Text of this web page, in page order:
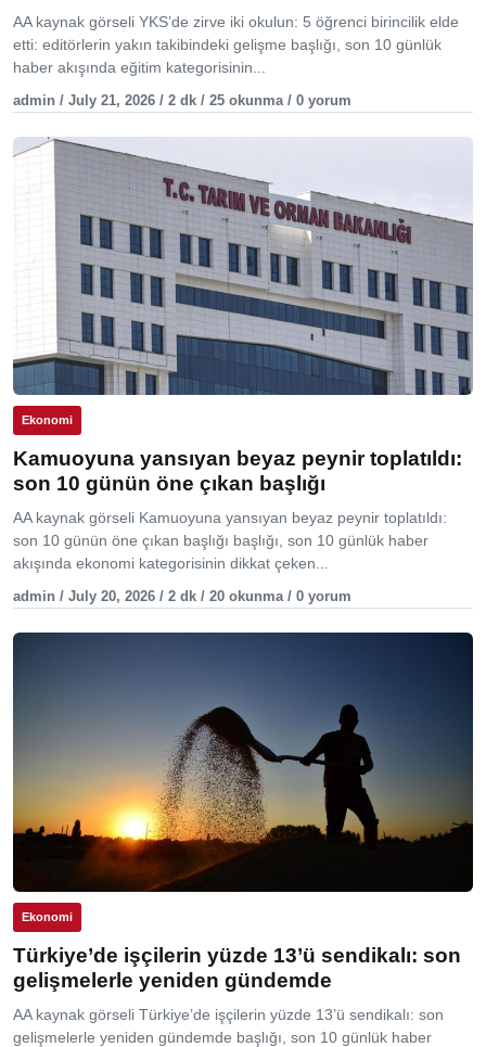
AA kaynak görseli YKS’de zirve iki okulun: 5 öğrenci birincilik elde
etti: editörlerin yakın takibindeki gelişme başlığı, son 10 günlük
haber akışında eğitim kategorisinin...
admin / July 21, 2026 / 2 dk / 25 okunma / 0 yorum
Ekonomi
Kamuoyuna yansıyan beyaz peynir toplatıldı:
son 10 günün öne çıkan başlığı
AA kaynak görseli Kamuoyuna yansıyan beyaz peynir toplatıldı:
son 10 günün öne çıkan başlığı başlığı, son 10 günlük haber
akışında ekonomi kategorisinin dikkat çeken...
admin / July 20, 2026 / 2 dk / 20 okunma / 0 yorum
Ekonomi
Türkiye’de işçilerin yüzde 13’ü sendikalı: son
gelişmelerle yeniden gündemde
AA kaynak görseli Türkiye’de işçilerin yüzde 13’ü sendikalı: son
gelişmelerle yeniden gündemde başlığı, son 10 günlük haber